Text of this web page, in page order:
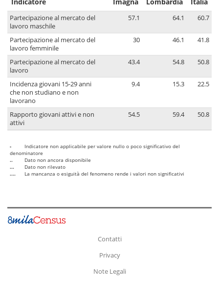
Partecipazione al mercato del
lavoro maschile
57.1 64.1 60.7
Partecipazione al mercato del
lavoro femminile
30 46.1 41.8
Partecipazione al mercato del
lavoro
43.4 54.8 50.8
Incidenza giovani 15-29 anni
che non studiano e non
lavorano
9.4 15.3 22.5
Rapporto giovani attivi e non
attivi
54.5 59.4 50.8
-
Indicatore non applicabile per valore nullo o poco significativo del
denominatore
..
Dato non ancora disponibile
...
Dato non rilevato
....
La mancanza o esiguità del fenomeno rende i valori non significativi
Contatti
Privacy
Note Legali